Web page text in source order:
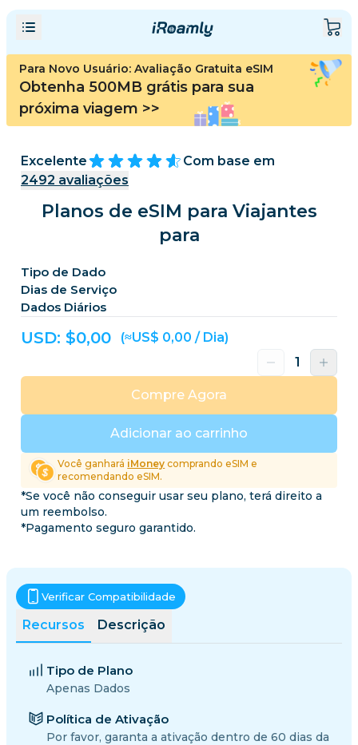
Para Novo Usuário: Avaliação Gratuita eSIM
Obtenha 500MB grátis para sua
próxima viagem >>
Excelente
Com base em
2492 avaliações
Planos de eSIM para Viajantes
para
Tipo de Dado
Dias de Serviço
Dados Diários
USD: $0,00 (≈US$ 0,00 / Dia)
Adicionar ao carrinho
Compre Agora
Você ganhará iMoney comprando eSIM e
recomendando eSIM.
*Se você não conseguir usar seu plano, terá direito a
um reembolso.
*Pagamento seguro garantido.
Recursos Descrição
Verificar Compatibilidade
Tipo de Plano
Apenas Dados
Política de Ativação
Por favor, garanta a ativação dentro de 60 dias da